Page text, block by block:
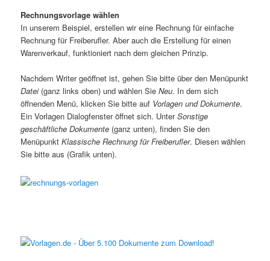
Rechnungsvorlage wählen
In unserem Beispiel, erstellen wir eine Rechnung für einfache
Rechnung für Freiberufler. Aber auch die Erstellung für einen
Warenverkauf, funktioniert nach dem gleichen Prinzip.
Nachdem Writer geöffnet ist, gehen Sie bitte über den Menüpunkt
Datei(ganz links oben) und wählen SieNeu. In dem sich
öffnenden Menü, klicken Sie bitte auf Vorlagen und Dokumente.
Ein Vorlagen Dialogfenster öffnet sich. UnterSonstige
geschäftliche Dokumente (ganz unten), finden Sie den
MenüpunktKlassische Rechnung für Freiberufler. Diesen wählen
Sie bitte aus (Grafik unten).